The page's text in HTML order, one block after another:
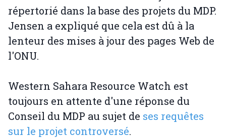
répertorié dans la base des projets du MDP.
Jensen a expliqué que cela est dû à la
lenteur des mises à jour des pages Web de
l'ONU.
Western Sahara Resource Watch est
toujours en attente d'une réponse du
Conseil du MDP au sujet de ses requêtes
sur le projet controversé.